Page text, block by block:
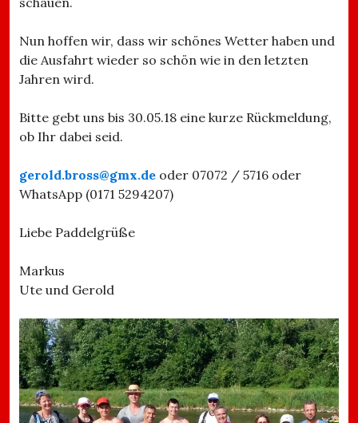
Nun hoffen wir, dass wir schönes Wetter haben und
die Ausfahrt wieder so schön wie in den letzten
Jahren wird.
Bitte gebt uns bis 30.05.18 eine kurze Rückmeldung,
ob Ihr dabei seid.
gerold.bross@gmx.de oder 07072 / 5716 oder
WhatsApp (0171 5294207)
Liebe Paddelgrüße
Markus
Ute und Gerold